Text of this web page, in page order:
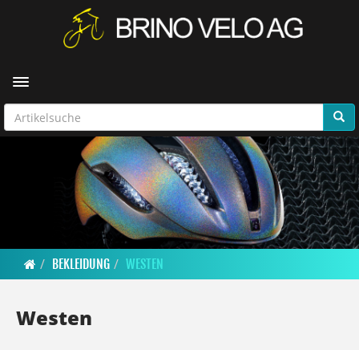
Toggle navigation
BEKLEIDUNG WESTEN
Westen